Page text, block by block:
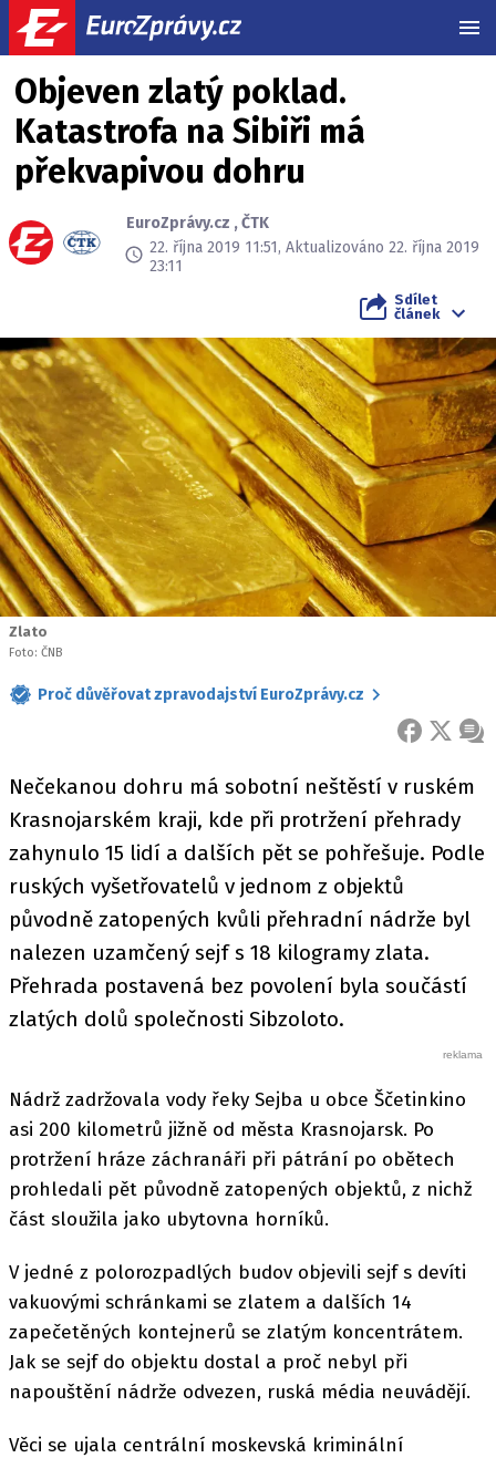
Objeven zlatý poklad.
Katastrofa na Sibiři má
překvapivou dohru
EuroZprávy.cz ,ČTK
22. října 2019 11:51, Aktualizováno 22. října 2019
23:11
Sdílet
článek
Zlato
Foto: ČNB
Proč důvěřovat zpravodajství EuroZprávy.cz
FACEBOOK
X
Nečekanou dohru má sobotní neštěstí v ruském
Krasnojarském kraji, kde při protržení přehrady
zahynulo 15 lidí a dalších pět se pohřešuje. Podle
ruských vyšetřovatelů v jednom z objektů
původně zatopených kvůli přehradní nádrže byl
nalezen uzamčený sejf s 18 kilogramy zlata.
Přehrada postavená bez povolení byla součástí
zlatých dolů společnosti Sibzoloto.
Nádrž zadržovala vody řeky Sejba u obce Ščetinkino
asi 200 kilometrů jižně od města Krasnojarsk. Po
protržení hráze záchranáři při pátrání po obětech
prohledali pět původně zatopených objektů, z nichž
část sloužila jako ubytovna horníků.
V jedné z polorozpadlých budov objevili sejf s devíti
vakuovými schránkami se zlatem a dalších 14
zapečetěných kontejnerů se zlatým koncentrátem.
Jak se sejf do objektu dostal a proč nebyl při
napouštění nádrže odvezen, ruská média neuvádějí.
Věci se ujala centrální moskevská kriminální